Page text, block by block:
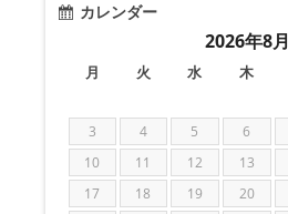
カレンダー
2026年8月
月 火 水 木
3
4 5 6
10
11 12 13
17
18 19 20